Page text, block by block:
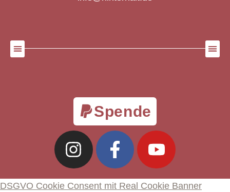
Spende
DSGVO Cookie Consent mit Real Cookie Banner